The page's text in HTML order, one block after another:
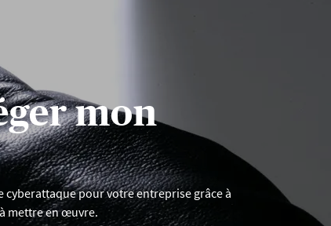
mon
pour votre entreprise grâce à
mettre en œuvre.